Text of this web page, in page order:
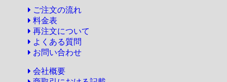
ご注文の流れ
料金表
再注文について
よくある質問
お問い合わせ
会社概要